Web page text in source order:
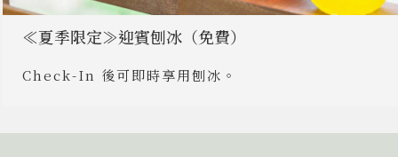
≪夏季限定≫迎賓刨冰（免費）
Check-In 後可即時享用刨冰。